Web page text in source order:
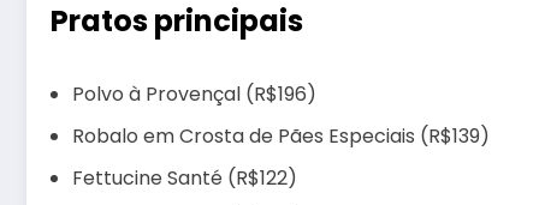
Pratos principais
Polvo à Provençal (R$196)
Robalo em Crosta de Pães Especiais (R$139)
Fettucine Santé (R$122)